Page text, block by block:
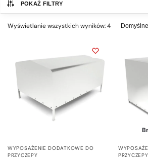
POKAŻ FILTRY
Wyświetlanie wszystkich wyników: 4
WYPOSAŻENIE DODATKOWE DO
PRZYCZEPY
PRZYCZEPY